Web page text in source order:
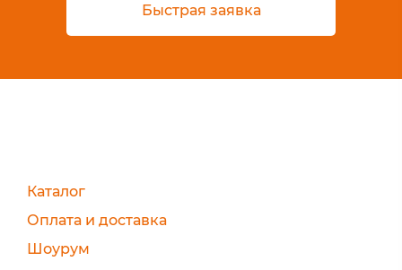
Быстрая заявка
Каталог
Оплата и доставка
Шоурум